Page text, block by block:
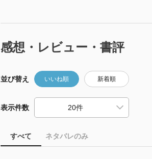
感想・レビュー・書評
並び替え いいね順 新着順
表示件数
すべて ネタバレのみ